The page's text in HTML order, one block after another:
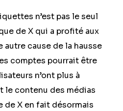
n’est pas le seul
de X qui a profité aux
autre cause de la hausse
comptes pourrait être
n’ont plus à
le contenu des médias
de X en fait désormais